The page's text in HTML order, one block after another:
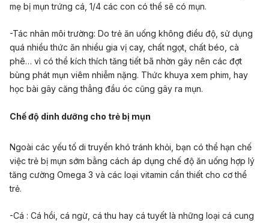
mẹ bị mụn trứng cá, 1/4 các con có thể sẽ có mụn.
-Tác nhân môi trường: Do trẻ ăn uống không điều độ, sử dụng
quá nhiều thức ăn nhiều gia vị cay, chất ngọt, chất béo, cà
phê… vì có thể kích thích tăng tiết bã nhờn gây nên các đợt
bùng phát mụn viêm nhiễm nặng. Thức khuya xem phim, hay
học bài gây căng thẳng đầu óc cũng gây ra mụn.
Chế độ dinh dưỡng cho trẻ bị mụn
Ngoài các yếu tố di truyền khó tránh khỏi, bạn có thể hạn chế
việc trẻ bị mụn sớm bằng cách áp dụng chế độ ăn uống hợp lý
tăng cường Omega 3 và các loại vitamin cần thiết cho cơ thể
trẻ.
-Cá : Cá hồi, cá ngừ, cá thu hay cá tuyết là những loại cá cung